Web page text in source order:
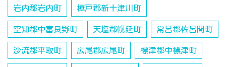
岩内郡岩内町 樺戸郡新十津川町
空知郡中富良野町 天塩郡幌延町 常呂郡佐呂間町
沙流郡平取町 広尾郡広尾町 標津郡中標津町